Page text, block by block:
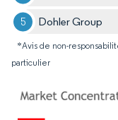
Dohler Group
*Avis de non-
particulier